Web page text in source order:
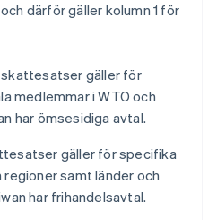
därför gäller kolumn 1 för
skattesatser gäller för
medlemmar i WTO och
har ömsesidiga avtal.
gäller för specifika
samt länder och
har frihandelsavtal.